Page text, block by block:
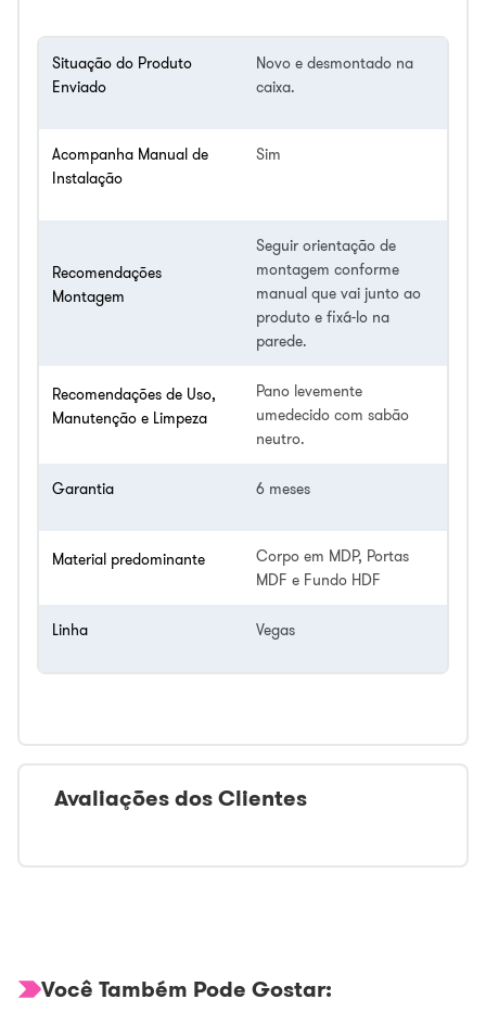
Situação do Produto
Enviado
Novo e desmontado na
caixa.
Acompanha Manual de
Instalação
Sim
Recomendações
Montagem
Seguir orientação de
montagem conforme
manual que vai junto ao
produto e fixá-lo na
parede.
Recomendações de Uso,
Manutenção e Limpeza
Pano levemente
umedecido com sabão
neutro.
Garantia 6 meses
Material predominante
Corpo em MDP, Portas
MDF e Fundo HDF
Linha Vegas
Avaliações dos Clientes
Você Também Pode Gostar: